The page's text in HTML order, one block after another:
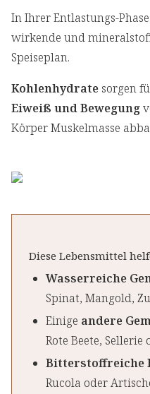
In Ihrer Entlastungs-
wirkende und
Speiseplan.
Kohlenhydrate sorgen
Eiweiß und Bewegung
Körper Muskelmasse
Diese Lebensmittel
Wasserreiche
Spinat, Mangold,
Einige andere
Rote Beete,
Bitterstoffreiche
Rucola oder